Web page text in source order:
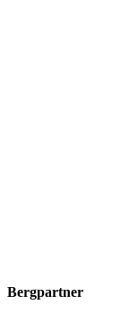
Bergpartner